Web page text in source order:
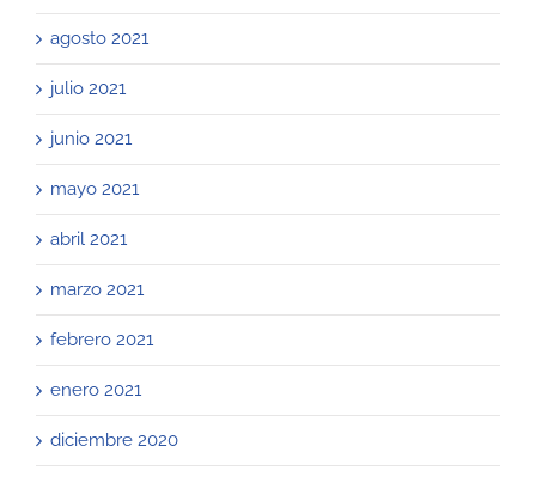
agosto 2021
julio 2021
junio 2021
mayo 2021
abril 2021
marzo 2021
febrero 2021
enero 2021
diciembre 2020